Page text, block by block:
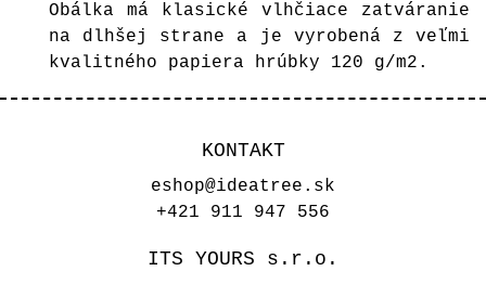
Obálka má klasické vlhčiace zatváranie
na dlhšej strane a je vyrobená z veľmi
kvalitného papiera hrúbky 120 g/m2.
KONTAKT
eshop@ideatree.sk
+421 911 947 556
ITS YOURS s.r.o.